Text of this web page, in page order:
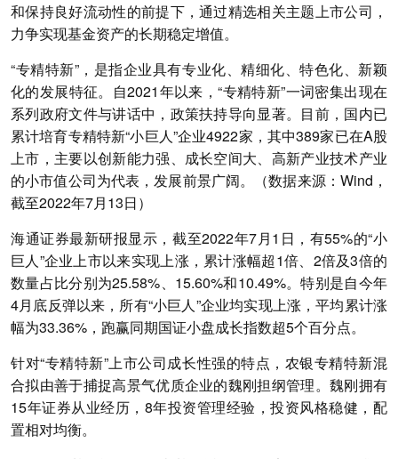
和保持良好流动性的前提下，通过精选相关主题上市公司，
力争实现基金资产的长期稳定增值。
“专精特新”，是指企业具有专业化、精细化、特色化、新颖
化的发展特征。自2021年以来，“专精特新”一词密集出现在
系列政府文件与讲话中，政策扶持导向显著。目前，国内已
累计培育专精特新“小巨人”企业4922家，其中389家已在A股
上市，主要以创新能力强、成长空间大、高新产业技术产业
的小市值公司为代表，发展前景广阔。（数据来源：Wind，
截至2022年7月13日）
海通证券最新研报显示，截至2022年7月1日，有55%的“小
巨人”企业上市以来实现上涨，累计涨幅超1倍、2倍及3倍的
数量占比分别为25.58%、15.60%和10.49%。特别是自今年
4月底反弹以来，所有“小巨人”企业均实现上涨，平均累计涨
幅为33.36%，跑赢同期国证小盘成长指数超5个百分点。
针对“专精特新”上市公司成长性强的特点，农银专精特新混
合拟由善于捕捉高景气优质企业的魏刚担纲管理。魏刚拥有
15年证券从业经历，8年投资管理经验，投资风格稳健，配
置相对均衡。